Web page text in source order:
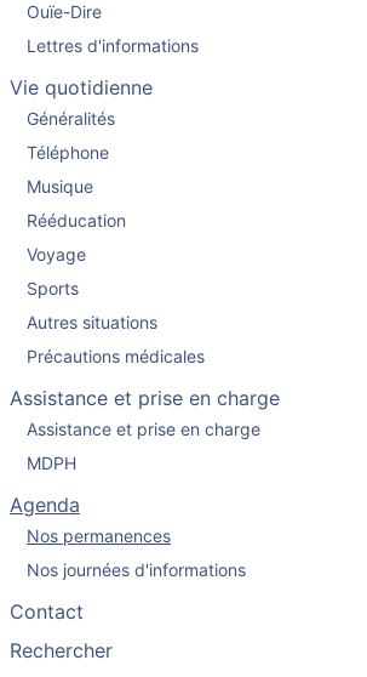
Ouïe-Dire
Lettres d'informations
Vie quotidienne
Généralités
Téléphone
Musique
Rééducation
Voyage
Sports
Autres situations
Précautions médicales
Assistance et prise en charge
Assistance et prise en charge
MDPH
Agenda
Nos permanences
Nos journées d'informations
Contact
Rechercher